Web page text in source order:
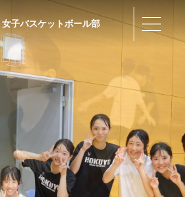
女子バスケットボール部